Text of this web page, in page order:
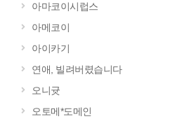
아마코이시럽스
아메코이
아이카기
연애, 빌려버렸습니다
오니귯
오토메*도메인